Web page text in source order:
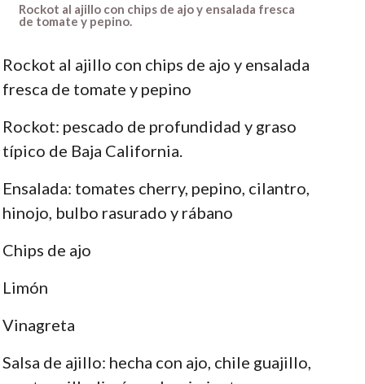
Rockot al ajillo con chips de ajo y ensalada fresca
de tomate y pepino.
Rockot al ajillo con chips de ajo y ensalada
fresca de tomate y pepino
Rockot: pescado de profundidad y graso
típico de Baja California.
Ensalada: tomates cherry, pepino, cilantro,
hinojo, bulbo rasurado y rábano
Chips de ajo
Limón
Vinagreta
Salsa de ajillo: hecha con ajo, chile guajillo,